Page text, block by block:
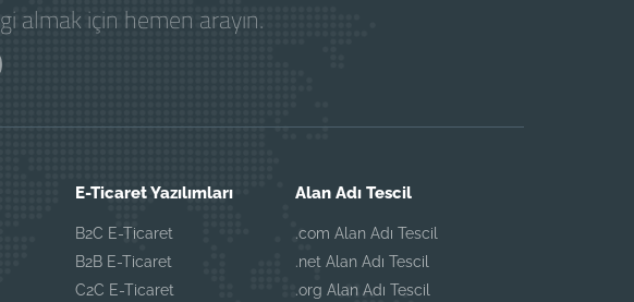
almak için hemen arayın.
E-Ticaret Yazılımları
B2C E-Ticaret
B2B E-Ticaret
C2C E-Ticaret
Alan Adı Tescil
.com Alan Adı Tescil
.net Alan Adı Tescil
.org Alan Adı Tescil